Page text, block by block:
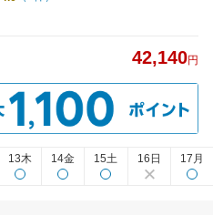
42,140円
13木 14金 15土 16日 17月